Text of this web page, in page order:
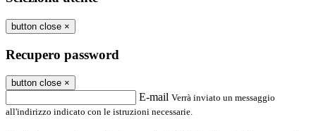
button close ×
Recupero password
button close ×
E-mail Verrà inviato un messaggio
all'indirizzo indicato con le istruzioni necessarie.